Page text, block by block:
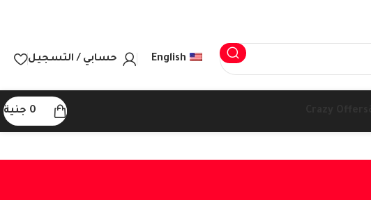
English حسابي / التسجيل
0 جنية